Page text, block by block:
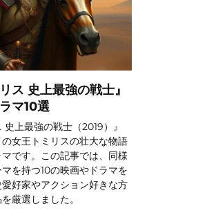
ス 史上最強の戦士』
マ10選
史上最強の戦士（2019）』
女王トミリスの壮大な物語
です。この記事では、同様
を持つ10の映画やドラマを
好家やアクション好きな方
厳選しました。